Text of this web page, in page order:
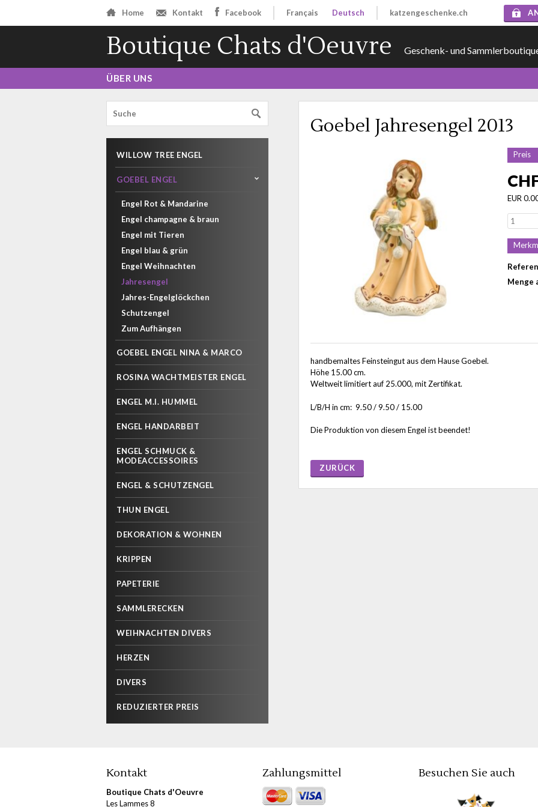
Home Kontakt Facebook Français Deutsch katzengeschenke.ch
Boutique Chats d'Oeuvre Geschenk- und
ÜBER UNS
WILLOW TREE ENGEL
GOEBEL ENGEL
Engel Rot & Mandarine
Engel champagne & braun
Engel mit Tieren
Engel blau & grün
Engel Weihnachten
Jahresengel
Jahres-Engelglöckchen
Schutzengel
Zum Aufhängen
GOEBEL ENGEL NINA & MARCO
ROSINA WACHTMEISTER ENGEL
ENGEL M.I. HUMMEL
ENGEL HANDARBEIT
ENGEL SCHMUCK &
MODEACCESSOIRES
ENGEL & SCHUTZENGEL
THUN ENGEL
DEKORATION & WOHNEN
KRIPPEN
PAPETERIE
SAMMLERECKEN
WEIHNACHTEN DIVERS
HERZEN
DIVERS
REDUZIERTER PREIS
Goebel Jahresengel 2013
Preis
EUR
Menge
handbemaltes Feinsteingut aus dem Hause Goebel.
Höhe 15.00 cm.
Weltweit limitiert auf 25.000, mit Zertifikat.
L/B/H in cm: 9.50 / 9.50 / 15.00
Die Produktion von diesem Engel ist beendet!
ZURÜCK
Kontakt
Boutique Chats d'Oeuvre
Les Lammes 8
Zahlungsmittel Besuchen Sie auch